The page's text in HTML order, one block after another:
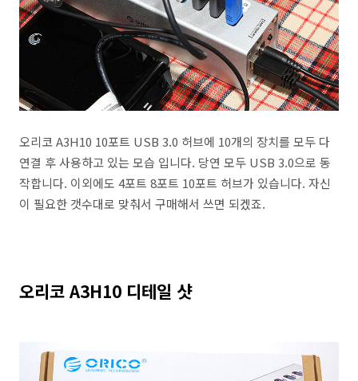
오리코 A3H10 10포트 USB 3.0 허브에 10개의 장치를 모두 다
연결 후 사용하고 있는 모습 입니다. 당연 모두 USB 3.0으로 동
작합니다. 이외에도 4포트 8포트 10포트 허브가 있습니다. 자신
이 필요한 갯수대로 맞춰서 구매해서 쓰면 되겠죠.
오리코 A3H10 디테일 샷